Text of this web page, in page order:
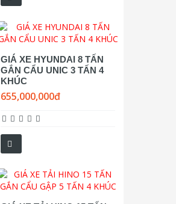
GIÁ XE HYUNDAI 8 TẤN
GẮN CẨU UNIC 3 TẤN 4
KHÚC
655,000,000đ